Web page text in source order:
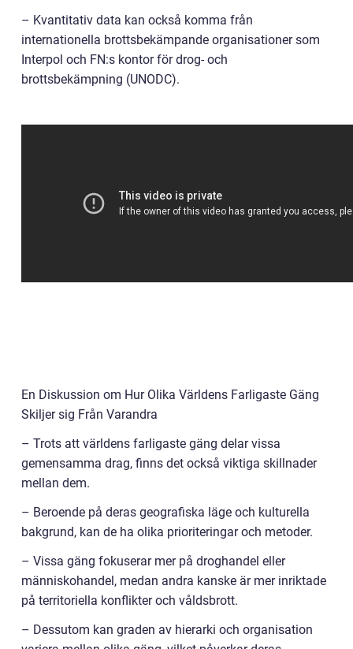
– Kvantitativ data kan också komma från
internationella brottsbekämpande organisationer som
Interpol och FN:s kontor för drog- och
brottsbekämpning (UNODC).
En Diskussion om Hur Olika Världens Farligaste Gäng
Skiljer sig Från Varandra
– Trots att världens farligaste gäng delar vissa
gemensamma drag, finns det också viktiga skillnader
mellan dem.
– Beroende på deras geografiska läge och kulturella
bakgrund, kan de ha olika prioriteringar och metoder.
– Vissa gäng fokuserar mer på droghandel eller
människohandel, medan andra kanske är mer inriktade
på territoriella konflikter och våldsbrott.
– Dessutom kan graden av hierarki och organisation